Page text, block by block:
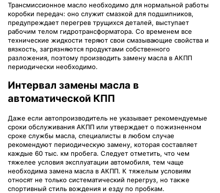
Трансмиссионное масло необходимо для нормальной работы
коробки передач: оно служит смазкой для подшипников,
предупреждает перегрев трущихся деталей, выступает
рабочим телом гидротрансформатора. Со временем все
технические жидкости теряют свои смазывающие свойства и
вязкость, загрязняются продуктами собственного
разложения, поэтому производить замену масла в АКПП
периодически необходимо.
Интервал замены масла в
автоматической КПП
Даже если автопроизводитель не указывает рекомендуемые
сроки обслуживания АКПП или утверждает о пожизненном
сроке службы масла, специалисты в любом случае
рекомендуют периодическую замену, которая составляет
каждые 60 тыс. км пробега. Следует отметить, что чем
тяжелее условия эксплуатации автомобиля, тем чаще
необходима замена масла в АКПП. К тяжелым условиям
относят не только систематический перегруз, но также
спортивный стиль вождения и езду по пробкам.